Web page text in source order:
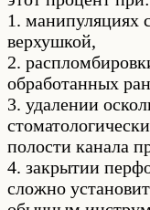
1. манипуляциях
верхушкой,
2.
обработанных
3. удалении
полости канала
4. закрытии
сложно